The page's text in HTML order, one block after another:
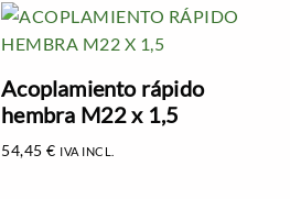
Acoplamiento rápido
hembra M22 x 1,5
54,45€ IVA INCL.